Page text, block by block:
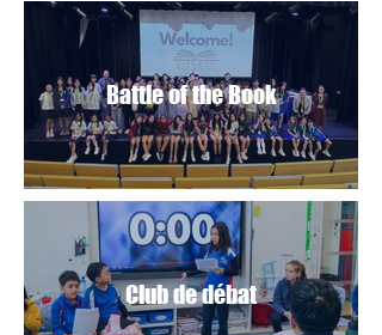
Battle of the Book
Club de débat